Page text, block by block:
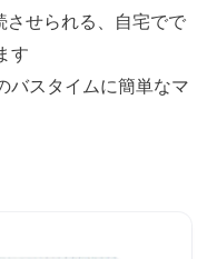
せられる、自宅でで
す
バスタイムに簡単なマ